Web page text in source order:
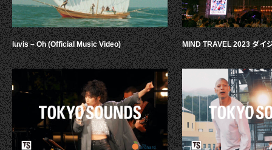
luvis – Oh (Official Music Video) MIND TRAVEL 2023 ダイ